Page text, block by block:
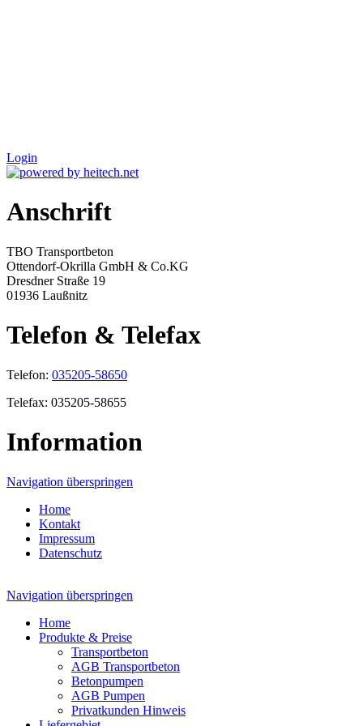
Login
Anschrift
TBO Transportbeton
Ottendorf-Okrilla GmbH & Co.KG
Dresdner Straße 19
01936 Laußnitz
Telefon & Telefax
Telefon: 035205-58650
Telefax: 035205-58655
Information
Navigation überspringen
Home
Kontakt
Impressum
Datenschutz
Navigation überspringen
Home
Produkte & Preise
Transportbeton
AGB Transportbeton
Betonpumpen
AGB Pumpen
Privatkunden Hinweis